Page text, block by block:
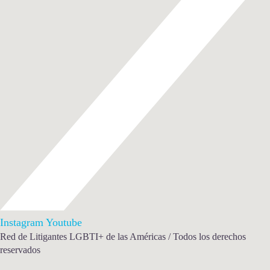
Instagram Youtube
Red de Litigantes LGBTI+ de las Américas / Todos los derechos
reservados